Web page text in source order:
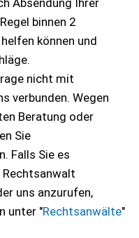
binnen 2
können und
nicht mit
verbunden. Wegen
Beratung oder
Sie
Falls Sie es
uns anzurufen,
unter "Rechtsanwälte"